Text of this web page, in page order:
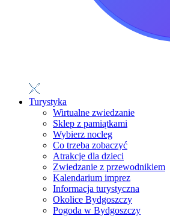
Turystyka
Wirtualne zwiedzanie
Sklep z pamiątkami
Wybierz nocleg
Co trzeba zobaczyć
Atrakcje dla dzieci
Zwiedzanie z przewodnikiem
Kalendarium imprez
Informacja turystyczna
Okolice Bydgoszczy
Pogoda w Bydgoszczy